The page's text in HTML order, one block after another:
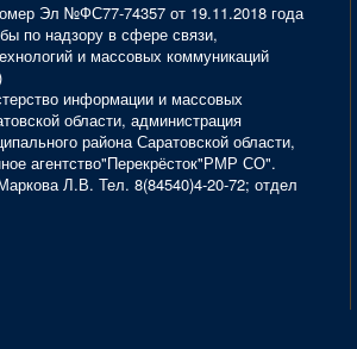
Эл №ФС77-74357 от 19.11.2018 года
по надзору в сфере связи,
и массовых коммуникаций
информации и массовых
области, администрация
района Саратовской области,
агентство"Перекрёсток"РМР СО".
Л.В. Тел. 8(84540)4-20-72; отдел